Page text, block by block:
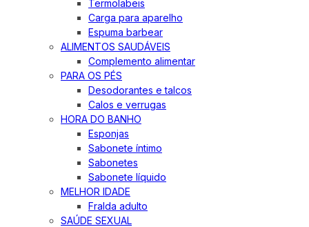
Termolabeis
Carga para aparelho
Espuma barbear
ALIMENTOS SAUDÁVEIS
Complemento alimentar
PARA OS PÉS
Desodorantes e talcos
Calos e verrugas
HORA DO BANHO
Esponjas
Sabonete íntimo
Sabonetes
Sabonete líquido
MELHOR IDADE
Fralda adulto
SAÚDE SEXUAL